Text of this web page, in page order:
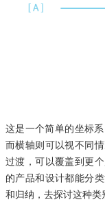
这是一个简单的坐标
而横轴则可以视不同
过渡，可以覆盖到更
的产品和设计都能分
和归纳，去探讨这种